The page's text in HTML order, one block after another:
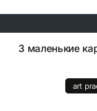
3 маленькие
art